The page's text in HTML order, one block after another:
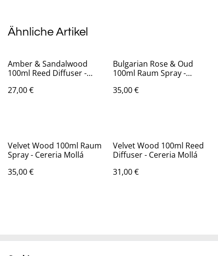
Ähnliche Artikel
Amber & Sandalwood
100ml Reed Diffuser -
27,00 €
Bulgarian Rose & Oud
100ml Raum Spray -
35,00 €
Velvet Wood 100ml Raum
Spray - Cereria Mollá
35,00 €
Velvet Wood 100ml Reed
Diffuser - Cereria Mollá
31,00 €